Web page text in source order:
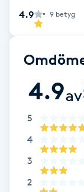
BIAB
Brynformning
Brynfärgning
4.9 9 betyg
4.9av
5
4
3
2